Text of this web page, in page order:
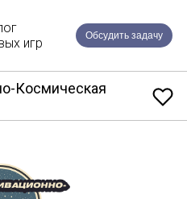
игр
Обсудить задачу
Космическая